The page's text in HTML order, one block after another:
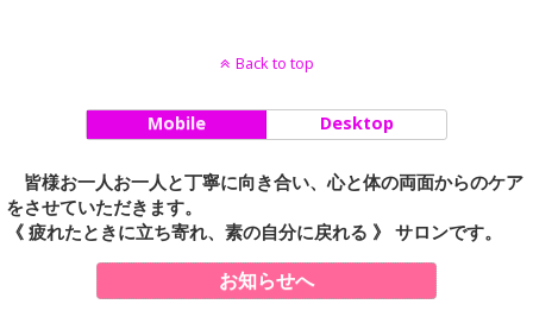
Back to top
Mobile Desktop
皆様お一人お一人と丁寧に向き合い、心と体の両面からのケア
をさせていただきます。
《 疲れたときに立ち寄れ、素の自分に戻れる 》 サロンです。
お知らせへ